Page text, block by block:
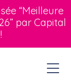
“Meilleure
par Capital